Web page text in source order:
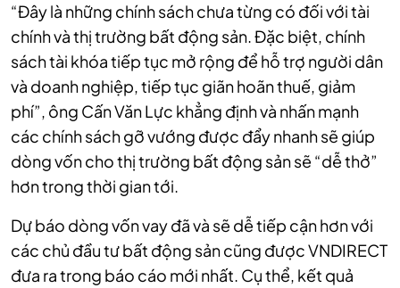
“Đây là những chính sách chưa từng có đối với tài
chính và thị trường bất động sản. Đặc biệt, chính
sách tài khóa tiếp tục mở rộng để hỗ trợ người dân
và doanh nghiệp, tiếp tục giãn hoãn thuế, giảm
phí”, ông Cấn Văn Lực khẳng định và nhấn mạnh
các chính sách gỡ vướng được đẩy nhanh sẽ giúp
dòng vốn cho thị trường bất động sản sẽ “dễ thở”
hơn trong thời gian tới.
Dự báo dòng vốn vay đã và sẽ dễ tiếp cận hơn với
các chủ đầu tư bất động sản cũng được VNDIRECT
đưa ra trong báo cáo mới nhất. Cụ thể, kết quả